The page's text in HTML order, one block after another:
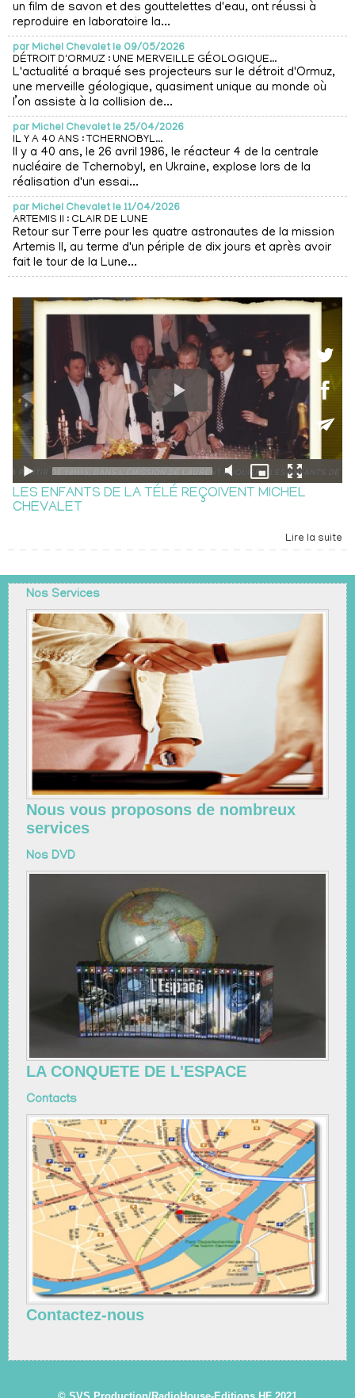
un film de savon et des gouttelettes d'eau, ont réussi à
reproduire en laboratoire la...
par Michel Chevalet le 09/05/2026
DÉTROIT D'ORMUZ : UNE MERVEILLE GÉOLOGIQUE...
L'actualité a braqué ses projecteurs sur le détroit d'Ormuz,
une merveille géologique, quasiment unique au monde où
l’on assiste à la collision de...
par Michel Chevalet le 25/04/2026
IL Y A 40 ANS : TCHERNOBYL...
Il y a 40 ans, le 26 avril 1986, le réacteur 4 de la centrale
nucléaire de Tchernobyl, en Ukraine, explose lors de la
réalisation d'un essai...
par Michel Chevalet le 11/04/2026
ARTEMIS II : CLAIR DE LUNE
Retour sur Terre pour les quatre astronautes de la mission
Artemis II, au terme d'un périple de dix jours et après avoir
fait le tour de la Lune...
LES ENFANTS DE LA TÉLÉ REÇOIVENT MICHEL
CHEVALET
Lire la suite
Nos Services
Nous vous proposons de nombreux
services
Nos DVD
LA CONQUETE DE L'ESPACE
Contacts
Contactez-nous